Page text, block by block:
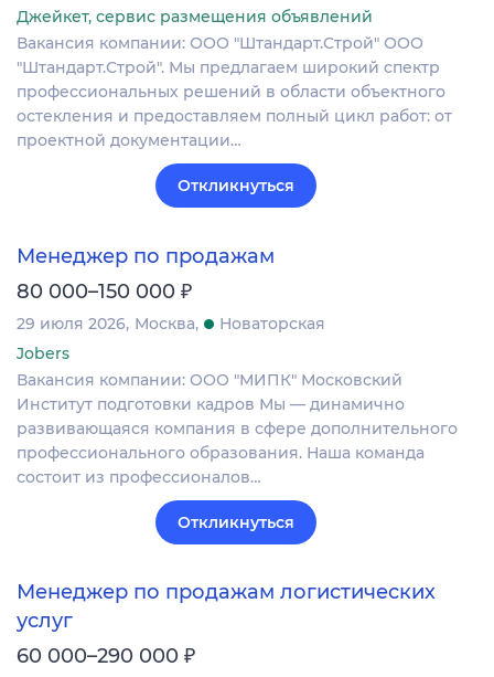
Джейкет, сервис размещения объявлений
Вакансия компании: ООО "Штандарт.Строй" ООО
"Штандарт.Строй". Мы предлагаем широкий спектр
профессиональных решений в области объектного
остекления и предоставляем полный цикл работ: от
проектной документации…
Откликнуться
Менеджер по продажам
80 000–150 000 ₽
29 июля 2026 Москва
Новаторская
Jobers
Вакансия компании: ООО "МИПК" Московский
Институт подготовки кадров Мы — динамично
развивающаяся компания в сфере дополнительного
профессионального образования. Наша команда
состоит из профессионалов…
Откликнуться
Менеджер по продажам логистических
услуг
60 000–290 000 ₽